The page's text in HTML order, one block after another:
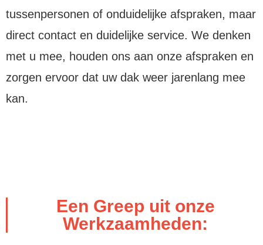
tussenpersonen of onduidelijke afspraken, maar
direct contact en duidelijke service. We denken
met u mee, houden ons aan onze afspraken en
zorgen ervoor dat uw dak weer jarenlang mee
kan.
Een Greep uit onze
Werkzaamheden: